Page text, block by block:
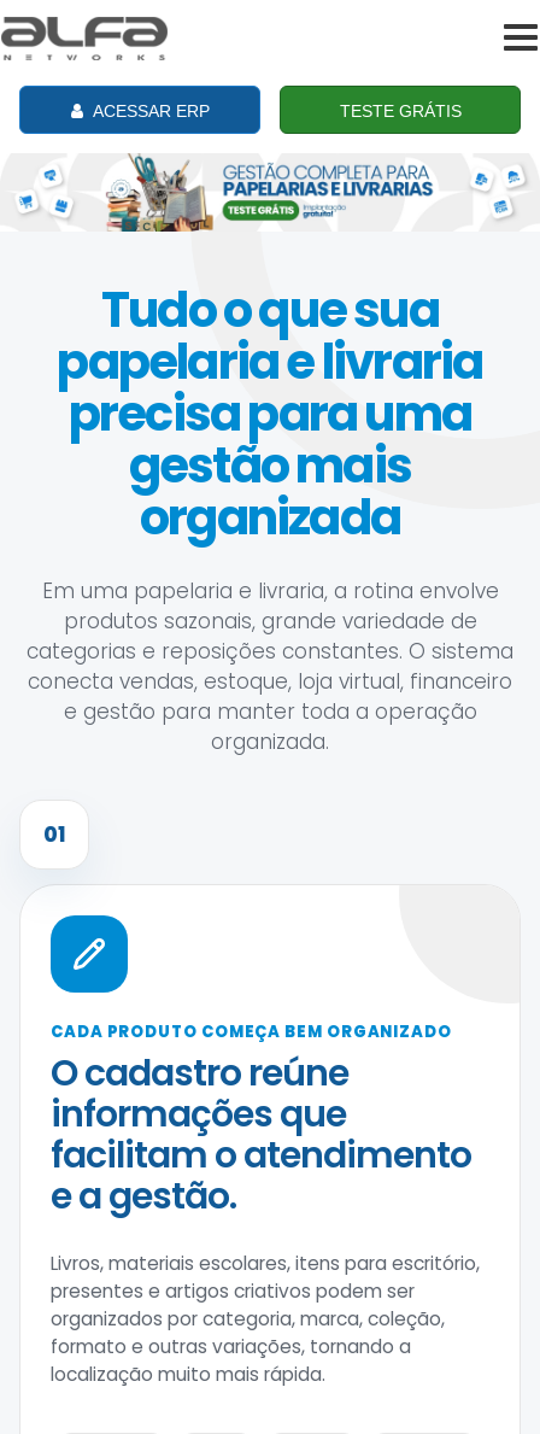
ACESSAR ERP TESTE GRÁTIS
Tudo o que sua
papelaria e livraria
precisa para uma
gestão mais
organizada
Em uma papelaria e livraria, a rotina envolve
produtos sazonais, grande variedade de
categorias e reposições constantes. O sistema
conecta vendas, estoque, loja virtual, financeiro
e gestão para manter toda a operação
organizada.
01
CADA PRODUTO COMEÇA BEM ORGANIZADO
O cadastro reúne
informações que
facilitam o atendimento
e a gestão.
Livros, materiais escolares, itens para escritório,
presentes e artigos criativos podem ser
organizados por categoria, marca, coleção,
formato e outras variações, tornando a
localização muito mais rápida.